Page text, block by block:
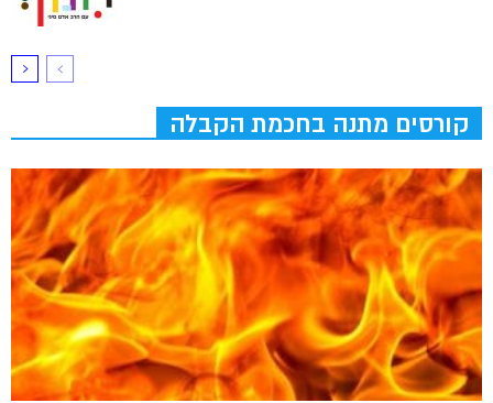
קורסים מתנה בחכמת הקבלה